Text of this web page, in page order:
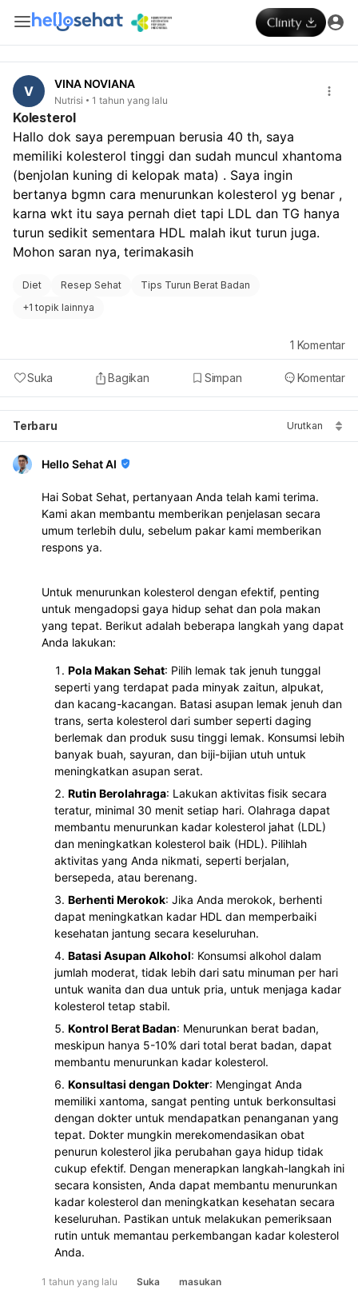
V VINA NOVIANA
Nutrisi 1 tahun yang lalu
Kolesterol
Hallo dok saya perempuan berusia 40 th, saya
memiliki kolesterol tinggi dan sudah muncul xhantoma
(benjolan kuning di kelopak mata) . Saya ingin
bertanya bgmn cara menurunkan kolesterol yg benar ,
karna wkt itu saya pernah diet tapi LDL dan TG hanya
turun sedikit sementara HDL malah ikut turun juga.
Mohon saran nya, terimakasih
Diet Resep Sehat
Tips Turun Berat Badan
+1 topik lainnya
Suka Bagikan Simpan Komentar
1 Komentar
Terbaru Urutkan
Hello Sehat AI
Hai Sobat Sehat, pertanyaan Anda telah kami terima.
Kami akan membantu memberikan penjelasan secara
umum terlebih dulu, sebelum pakar kami memberikan
respons ya.
Untuk menurunkan kolesterol dengan efektif, penting
untuk mengadopsi gaya hidup sehat dan pola makan
yang tepat. Berikut adalah beberapa langkah yang dapat
Anda lakukan:
Pola Makan Sehat: Pilih lemak tak jenuh tunggal
seperti yang terdapat pada minyak zaitun, alpukat,
dan kacang-kacangan. Batasi asupan lemak jenuh dan
trans, serta kolesterol dari sumber seperti daging
berlemak dan produk susu tinggi lemak. Konsumsi lebih
banyak buah, sayuran, dan biji-bijian utuh untuk
meningkatkan asupan serat.
Rutin Berolahraga: Lakukan aktivitas fisik secara
teratur, minimal 30 menit setiap hari. Olahraga dapat
membantu menurunkan kadar kolesterol jahat (LDL)
dan meningkatkan kolesterol baik (HDL). Pilihlah
aktivitas yang Anda nikmati, seperti berjalan,
bersepeda, atau berenang.
Berhenti Merokok: Jika Anda merokok, berhenti
dapat meningkatkan kadar HDL dan memperbaiki
kesehatan jantung secara keseluruhan.
Batasi Asupan Alkohol: Konsumsi alkohol dalam
jumlah moderat, tidak lebih dari satu minuman per hari
untuk wanita dan dua untuk pria, untuk menjaga kadar
kolesterol tetap stabil.
Kontrol Berat Badan: Menurunkan berat badan,
meskipun hanya 5-10% dari total berat badan, dapat
membantu menurunkan kadar kolesterol.
Konsultasi dengan Dokter: Mengingat Anda
memiliki xantoma, sangat penting untuk berkonsultasi
dengan dokter untuk mendapatkan penanganan yang
tepat. Dokter mungkin merekomendasikan obat
penurun kolesterol jika perubahan gaya hidup tidak
cukup efektif. Dengan menerapkan langkah-langkah ini
secara konsisten, Anda dapat membantu menurunkan
kadar kolesterol dan meningkatkan kesehatan secara
keseluruhan. Pastikan untuk melakukan pemeriksaan
rutin untuk memantau perkembangan kadar kolesterol
Anda.
1 tahun yang lalu Suka masukan